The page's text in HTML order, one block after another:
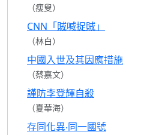
（瘦叟）
CNN「賊喊捉賊」
（林白）
中國入世及其因應措施
（蔡嘉文）
謹防李登輝自殺
（夏華海）
存同化異‧同一國號